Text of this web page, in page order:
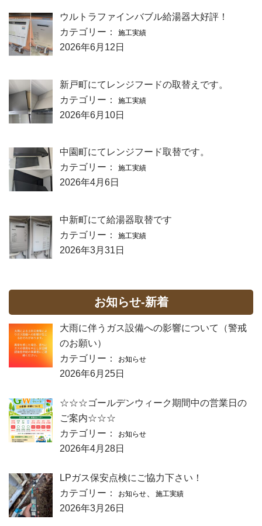
ウルトラファインバブル給湯器大好評！
カテゴリー：
施工実績
2026年6月12日
新戸町にてレンジフードの取替えです。
カテゴリー：
施工実績
2026年6月10日
中園町にてレンジフード取替です。
カテゴリー：
施工実績
2026年4月6日
中新町にて給湯器取替です
カテゴリー：
施工実績
2026年3月31日
お知らせ-新着
大雨に伴うガス設備への影響について（警戒
のお願い）
カテゴリー：
お知らせ
2026年6月25日
☆☆☆ゴールデンウィーク期間中の営業日の
ご案内☆☆☆
カテゴリー：
お知らせ
2026年4月28日
LPガス保安点検にご協力下さい！
カテゴリー：
お知らせ 施工実績
2026年3月26日